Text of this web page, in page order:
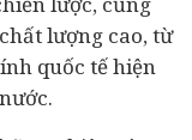
lượng cao, từ
quốc tế hiện